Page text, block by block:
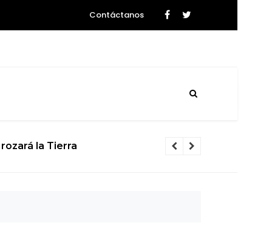
Contáctanos
de un niño de 12 años